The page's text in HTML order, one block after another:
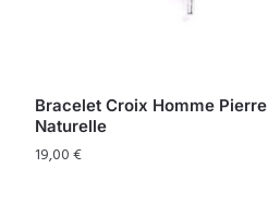
Bracelet Croix Homme Pierre
Naturelle
19,00€